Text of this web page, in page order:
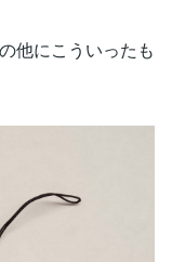
他にこういったも